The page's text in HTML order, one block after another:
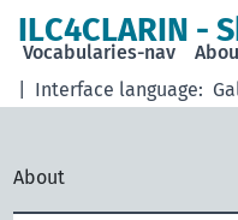
ILC4CLARIN -
Interface language:
Vocabularies-nav
About